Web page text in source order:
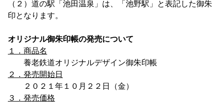
（２）道の駅「池田温泉」は、「池野駅」と表記した御朱
印となります。
オリジナル御朱印帳の発売について
１．商品名
養老鉄道オリジナルデザイン御朱印帳
２．発売開始日
２０２１年１０月２２日（金）
３．発売価格